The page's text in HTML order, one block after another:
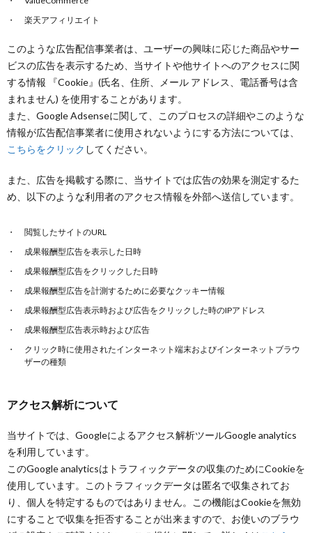
楽天アフィリエイト
このような広告配信事業者は、ユーザーの興味に応じた商品やサー
ビスの広告を表示するため、当サイトや他サイトへのアクセスに関
する情報 『Cookie』(氏名、住所、メール アドレス、電話番号は含
まれません) を使用することがあります。
また、Google Adsenseに関して、このプロセスの詳細やこのような
情報が広告配信事業者に使用されないようにする方法については、
こちらをクリック してください。
また、広告を掲載する際に、当サイトでは広告の効果を測定するた
め、以下のような利用者のアクセス情報を外部へ送信しています。
閲覧したサイトのURL
成果報酬型広告を表示した日時
成果報酬型広告をクリックした日時
成果報酬型広告を計測するために必要なクッキー情報
成果報酬型広告表示時および広告をクリックした時のIPアドレス
成果報酬型広告表示時および広告
クリック時に使用されたインターネット端末およびインターネットブラウ
ザーの種類
アクセス解析について
当サイトでは、Googleによるアクセス解析ツールGoogle analytics
を利用しています。
このGoogle analyticsはトラフィックデータの収集のためにCookieを
使用しています。このトラフィックデータは匿名で収集されてお
り、個人を特定するものではありません。この機能はCookieを無効
にすることで収集を拒否することが出来ますので、お使いのブラウ